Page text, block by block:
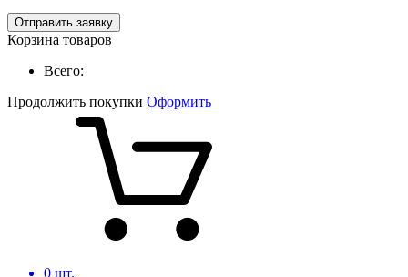
Отправить заявку
Корзина товаров
Всего:
Продолжить покупки Оформить
0 шт.